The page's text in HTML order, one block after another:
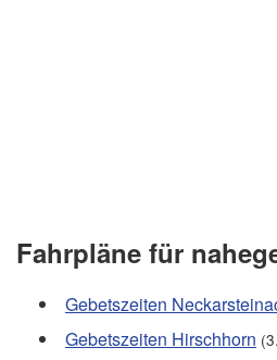
Fahrpläne für
Gebetszeiten
Gebetszeiten Hirschhorn